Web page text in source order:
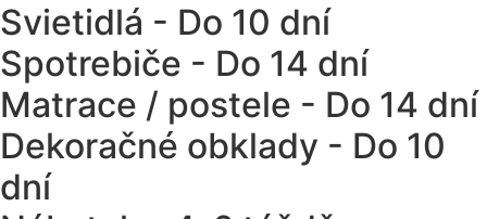
Svietidlá - Do 10 dní
Spotrebiče - Do 14 dní
Matrace / postele - Do 14 dní
Dekoračné obklady - Do 10
dní